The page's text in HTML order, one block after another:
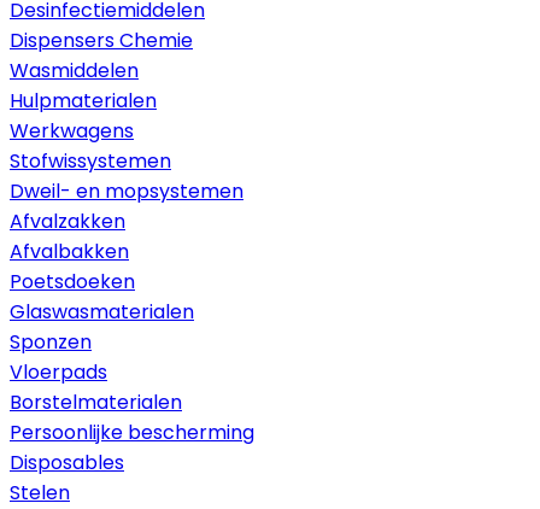
Desinfectiemiddelen
Dispensers Chemie
Wasmiddelen
Hulpmaterialen
Werkwagens
Stofwissystemen
Dweil- en mopsystemen
Afvalzakken
Afvalbakken
Poetsdoeken
Glaswasmaterialen
Sponzen
Vloerpads
Borstelmaterialen
Persoonlijke bescherming
Disposables
Stelen